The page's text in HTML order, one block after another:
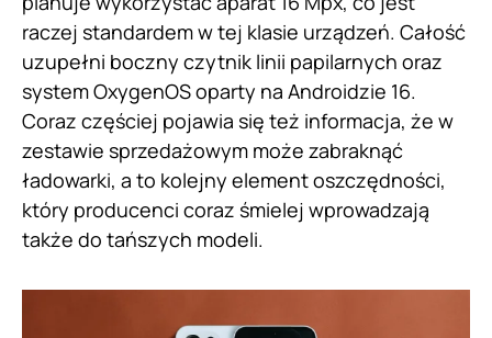
raczej standardem w tej klasie urządzeń. Całość
uzupełni boczny czytnik linii papilarnych oraz
system OxygenOS oparty na Androidzie 16.
Coraz częściej pojawia się też informacja, że w
zestawie sprzedażowym może zabraknąć
ładowarki, a to kolejny element oszczędności,
który producenci coraz śmielej wprowadzają
także do tańszych modeli.